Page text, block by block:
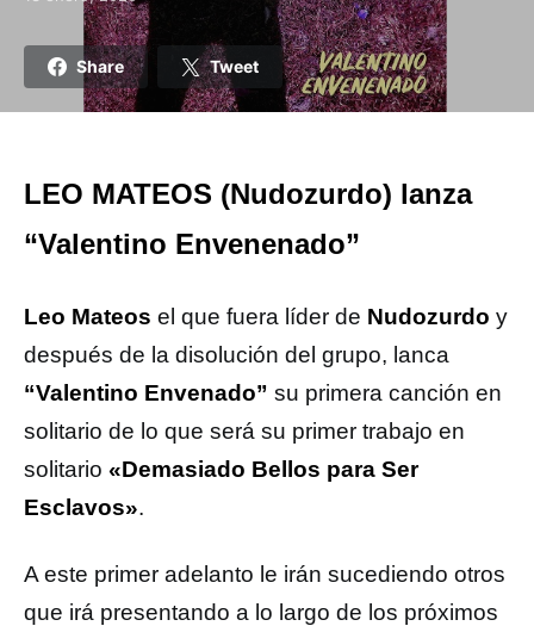
Posted on
Share Tweet
LEO MATEOS (Nudozurdo) lanza
“Valentino Envenenado”
Leo Mateos el que fuera líder de Nudozurdo y
después de la disolución del grupo, lanca
“Valentino Envenado” su primera canción en
solitario de lo que será su primer trabajo en
solitario «Demasiado Bellos para Ser
Esclavos».
A este primer adelanto le irán sucediendo otros
que irá presentando a lo largo de los próximos